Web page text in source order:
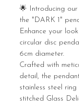
🌟 Introducing
the "DARK 1"
Enhance your
circular disc
6cm diameter.
Crafted with
detail, the
stainless steel
stitched Glass